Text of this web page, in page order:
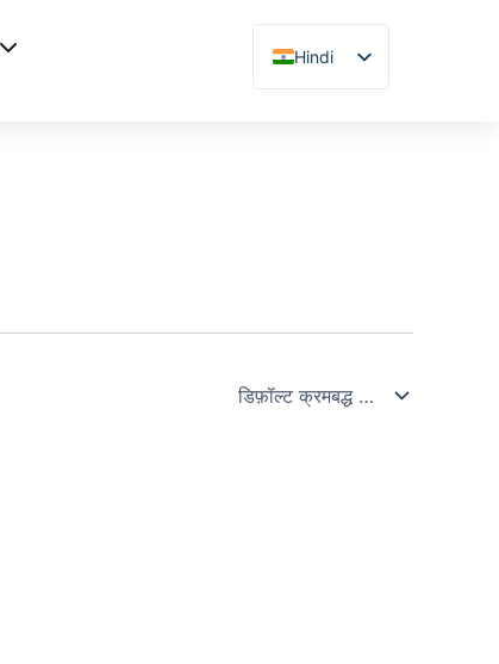
Hindi
English
Arabic
Russian